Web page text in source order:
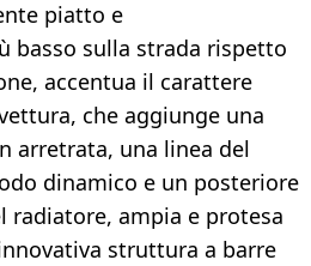
piatto e
basso sulla strada rispetto
accentua il carattere
che aggiunge una
arretrata, una linea del
dinamico e un posteriore
radiatore, ampia e protesa
struttura a barre